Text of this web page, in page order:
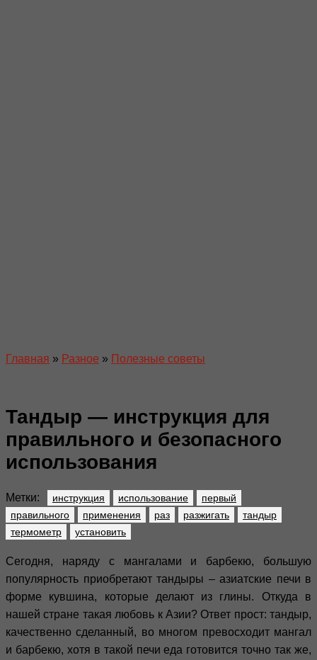
Главная » Разное » Полезные советы
Тандыр — инструкция для
правильного и безопасного
использования
Метки: инструкция использование
первый
правильного
применения раз разжигать
тандыр
термометр
установить
Сегодня, наряду с мангалами и барбекю, большую
популярность приобретают тандыры – азиатские печи в
форме кувшина, которые делают из глины. Откуда в
нашей стране такая любовь к Азии? Ответ прост: тандыр,
качественно сделанный, во многом превосходит мангал
и барбекю, хотя в такой печи еда готовится точно так же,